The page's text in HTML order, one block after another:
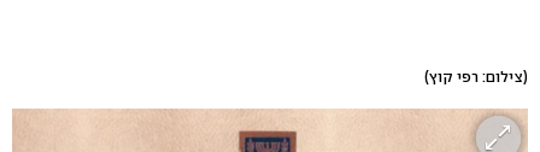
(צילום: רפי קוץ)